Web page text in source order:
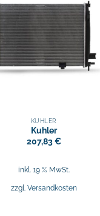
KÜHLER
Kuhler
207,83€
inkl. 19 % MwSt.
zzgl. Versandkosten